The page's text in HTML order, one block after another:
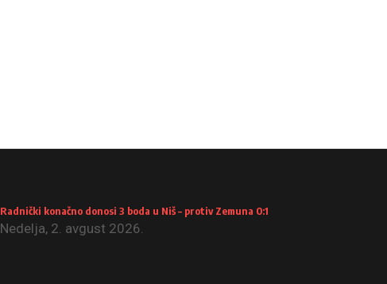
Radnički konačno donosi 3 boda u Niš – protiv Zemuna 0:1
Nedelja, 2. avgust 2026.